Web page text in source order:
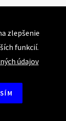
zlepšenie
funkcií.
údajov